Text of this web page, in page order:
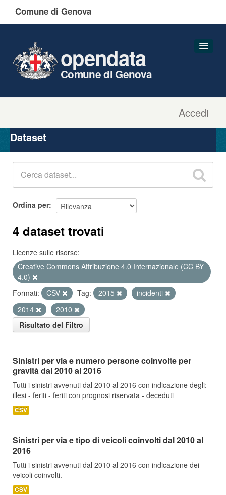
Comune di Genova
Accedi
opendata
Comune di Genova
Organizzazioni
Gruppi
Dataset
Ordina per
4 dataset trovati
Licenze sulle risorse:
Creative Commons Attribuzione 4.0 Internazionale (CC BY
4.0)
Formati:
CSV Tag: 2015
incidenti
2014
2010
Risultato del Filtro
Sinistri per via e numero persone coinvolte per
gravità dal 2010 al 2016
Tutti i sinistri avvenuti dal 2010 al 2016 con indicazione degli:
illesi - feriti - feriti con prognosi riservata - deceduti
CSV
Sinistri per via e tipo di veicoli coinvolti dal 2010 al
2016
Tutti i sinistri avvenuti dal 2010 al 2016 con indicazione dei
veicoli coinvolti.
CSV